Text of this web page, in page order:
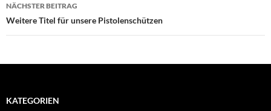
NÄCHSTER BEITRAG
Weitere Titel für unsere Pistolenschützen
KATEGORIEN